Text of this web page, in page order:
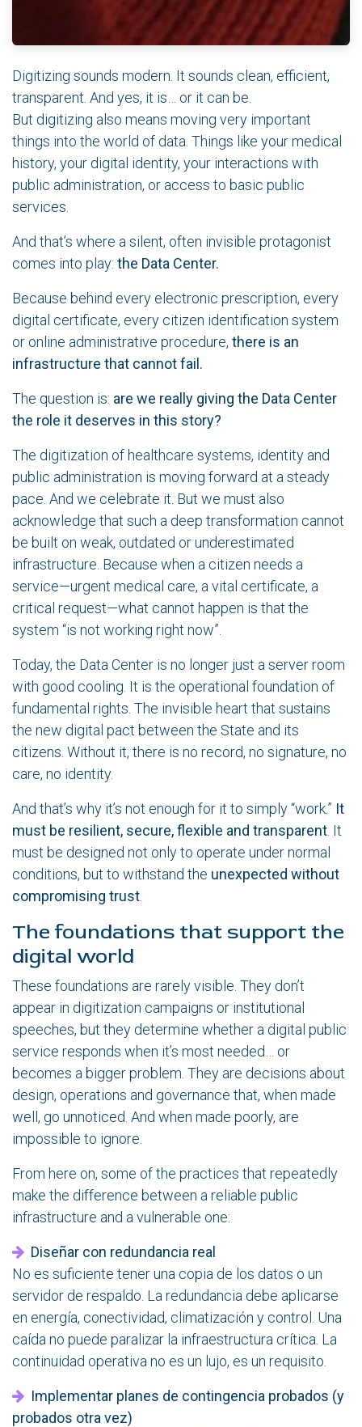
Digitizing sounds modern. It sounds clean, efficient,
transparent. And yes, it is… or it can be.
But digitizing also means moving very important
things into the world of data. Things like your medical
history, your digital identity, your interactions with
public administration, or access to basic public
services.
And that’s where a silent, often invisible protagonist
comes into play: the Data Center.
Because behind every electronic prescription, every
digital certificate, every citizen identification system
or online administrative procedure, there is an
infrastructure that cannot fail.
The question is: are we really giving the Data Center
the role it deserves in this story?
The digitization of healthcare systems, identity and
public administration is moving forward at a steady
pace. And we celebrate it. But we must also
acknowledge that such a deep transformation cannot
be built on weak, outdated or underestimated
infrastructure. Because when a citizen needs a
service—urgent medical care, a vital certificate, a
critical request—what cannot happen is that the
system “is not working right now”.
Today, the Data Center is no longer just a server room
with good cooling. It is the operational foundation of
fundamental rights. The invisible heart that sustains
the new digital pact between the State and its
citizens. Without it, there is no record, no signature, no
care, no identity.
And that’s why it’s not enough for it to simply “work.” It
must be resilient, secure, flexible and transparent . It
must be designed not only to operate under normal
conditions, but to withstand the unexpected without
compromising trust
The foundations that support the
digital world
These foundations are rarely visible. They don’t
appear in digitization campaigns or institutional
speeches, but they determine whether a digital public
service responds when it’s most needed… or
becomes a bigger problem. They are decisions about
design, operations and governance that, when made
well, go unnoticed. And when made poorly, are
impossible to ignore.
From here on, some of the practices that repeatedly
make the difference between a reliable public
infrastructure and a vulnerable one:
Diseñar con redundancia real
No es suficiente tener una copia de los datos o un
servidor de respaldo. La redundancia debe aplicarse
en energía, conectividad, climatización y control. Una
caída no puede paralizar la infraestructura crítica. La
continuidad operativa no es un lujo, es un requisito.
Implementar planes de contingencia probados (y
probados otra vez)